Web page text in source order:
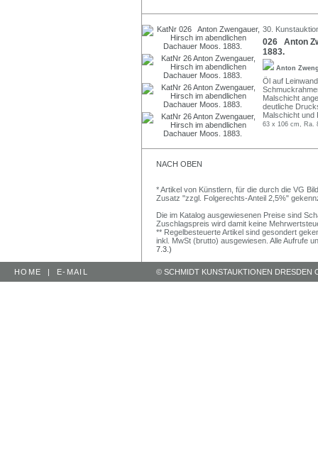
30.
026 Anton
1883.
Anton
Öl auf
Malschicht
deutliche
Malschicht und
63 x 106 cm, Ra.
NACH OBEN
* Artikel von Künstlern, für die durch die VG
Zusatz "zzgl. Folgerechts-Anteil 2,5%"
Die im Katalog ausgewiesenen Preise sind
Zuschlagspreis wird damit keine
** Regelbesteuerte Artikel sind gesondert
inkl. MwSt (brutto) ausgewiesen. Alle Aufrufe
7.3.)
HOME | E-MAIL © SCHMIDT KUNSTAUKTIONEN DRESDEN